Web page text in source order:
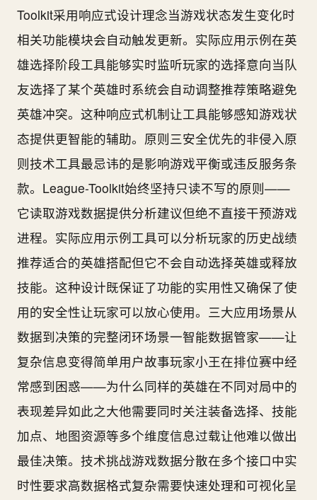
Toolkit采用响应式设计理念当游戏状态发生变化时
相关功能模块会自动触发更新。实际应用示例在英
雄选择阶段工具能够实时监听玩家的选择意向当队
友选择了某个英雄时系统会自动调整推荐策略避免
英雄冲突。这种响应式机制让工具能够感知游戏状
态提供更智能的辅助。原则三安全优先的非侵入原
则技术工具最忌讳的是影响游戏平衡或违反服务条
款。League-Toolkit始终坚持只读不写的原则——
它读取游戏数据提供分析建议但绝不直接干预游戏
进程。实际应用示例工具可以分析玩家的历史战绩
推荐适合的英雄搭配但它不会自动选择英雄或释放
技能。这种设计既保证了功能的实用性又确保了使
用的安全性让玩家可以放心使用。三大应用场景从
数据到决策的完整闭环场景一智能数据管家——让
复杂信息变得简单用户故事玩家小王在排位赛中经
常感到困惑——为什么同样的英雄在不同对局中的
表现差异如此之大他需要同时关注装备选择、技能
加点、地图资源等多个维度信息过载让他难以做出
最佳决策。技术挑战游戏数据分散在多个接口中实
时性要求高数据格式复杂需要快速处理和可视化呈